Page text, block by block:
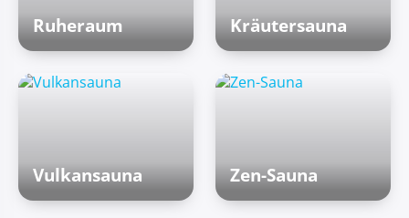
Ruheraum Kräutersauna
Vulkansauna Zen-Sauna